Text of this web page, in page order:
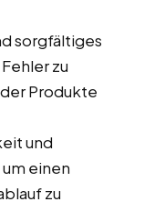
sorgfältiges
zu
Produkte
und
einen
zu